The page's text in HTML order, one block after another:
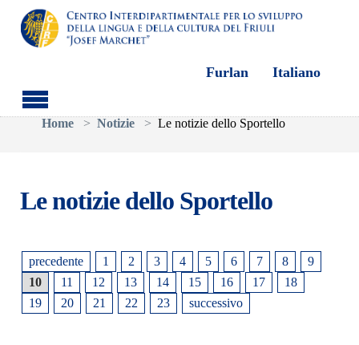
Skip to main content
Furlan Italiano
You are here:
Home
Notizie Le notizie dello Sportello
Le notizie dello Sportello
precedente 1 2 3 4 5 6 7 8
9
10
11 12 13 14 15 16 17
18
19
20 21 22 23 successivo